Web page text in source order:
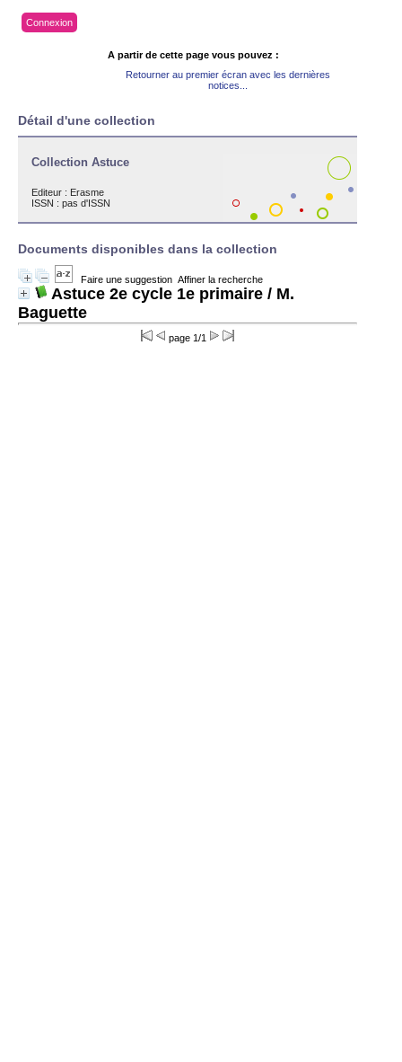
Connexion
A partir de cette page vous pouvez :
Retourner au premier écran avec les dernières
notices...
Détail d'une collection
Collection Astuce
Editeur : Erasme
ISSN : pas d'ISSN
Documents disponibles dans la collection
Faire une suggestion Affiner la recherche
Astuce 2e cycle 1e primaire / M.
Baguette
page 1/1